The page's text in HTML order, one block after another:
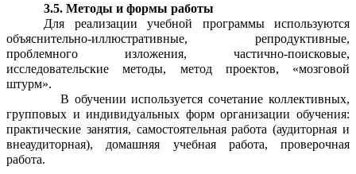
3.5. Методы и формы работы
Для реализации учебной программы используются
объяснительно-иллюстративные, репродуктивные,
проблемного изложения, частично-поисковые,
исследовательские методы, метод проектов, «мозговой
штурм».
В обучении используется сочетание коллективных,
групповых и индивидуальных форм организации обучения:
практические занятия, самостоятельная работа (аудиторная и
внеаудиторная), домашняя учебная работа, проверочная
работа.